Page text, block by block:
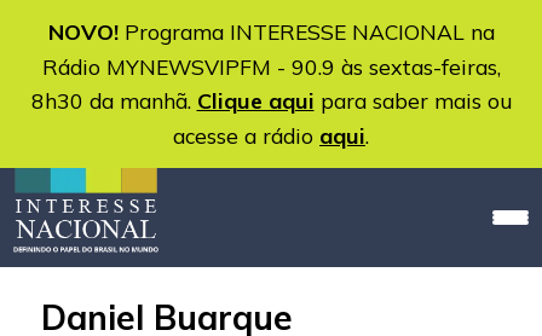
NOVO!Programa INTERESSE NACIONAL na
Rádio MYNEWSVIPFM - 90.9 às sextas-feiras,
8h30 da manhã. Clique aqui para saber mais ou
acesse a rádio aqui.
Daniel Buarque